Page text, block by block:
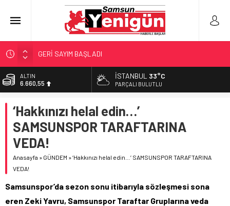
GERİ SAYIM BAŞLADI
SAMSUNSPOR’DA HEDEF 5’İNCİLİK!
‘BAFRA’YA YATIRIM YAPIN!’
YÖNETİCİ SEÇERKEN YAPILAN EN BÜYÜK HATALAR
ALTIN
6.660,55
13.779,39
DOLAR
47,7111
55,1881
İSTANBUL 33°C
PARÇALI BULUTLU
‘Hakkınızı helal edin…’
SAMSUNSPOR TARAFTARINA
VEDA!
Anasayfa » GÜNDEM »‘Hakkınızı helal edin…’ SAMSUNSPOR TARAFTARINA
VEDA!
Samsunspor’da sezon sonu itibarıyla sözleşmesi sona
eren Zeki Yavru, Samsunspor Taraftar Gruplarına veda